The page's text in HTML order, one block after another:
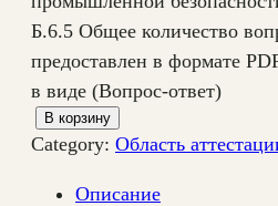
Б.6.5 Общее количество
предоставлен в формате
в виде (Вопрос-ответ)
о
В корзину
Category: Область
Описание